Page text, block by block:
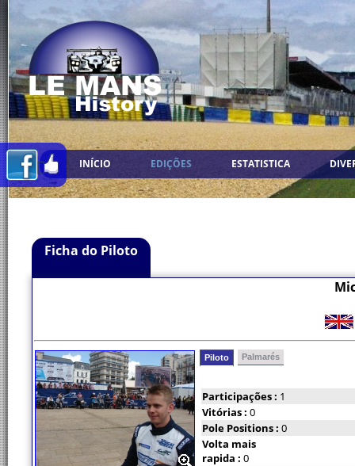
INÍCIO EDIÇÕES ESTATISTICA
Ficha do Piloto
Piloto Palmarés
Participações : 1
Vitórias : 0
Pole Positions : 0
Volta mais
rapida : 0